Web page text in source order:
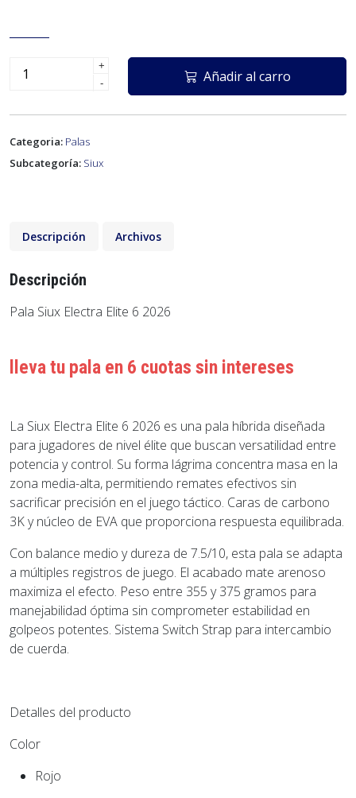
+
-
Añadir al carro
Categoria: Palas
Subcategoría: Siux
Descripción Archivos
Descripción
Pala Siux Electra Elite 6 2026
lleva tu pala en 6 cuotas sin intereses
La Siux Electra Elite 6 2026 es una pala híbrida diseñada
para jugadores de nivel élite que buscan versatilidad entre
potencia y control. Su forma lágrima concentra masa en la
zona media-alta, permitiendo remates efectivos sin
sacrificar precisión en el juego táctico. Caras de carbono
3K y núcleo de EVA que proporciona respuesta equilibrada.
Con balance medio y dureza de 7.5/10, esta pala se adapta
a múltiples registros de juego. El acabado mate arenoso
maximiza el efecto. Peso entre 355 y 375 gramos para
manejabilidad óptima sin comprometer estabilidad en
golpeos potentes. Sistema Switch Strap para intercambio
de cuerda.
Detalles del producto
Color
Rojo